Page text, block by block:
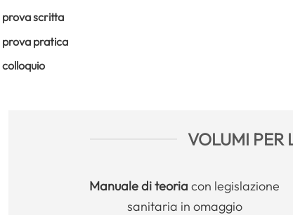
prova scritta
prova pratica
colloquio
VOLUMI PER
Manualedi teoria con legislazione
sanitaria in omaggio